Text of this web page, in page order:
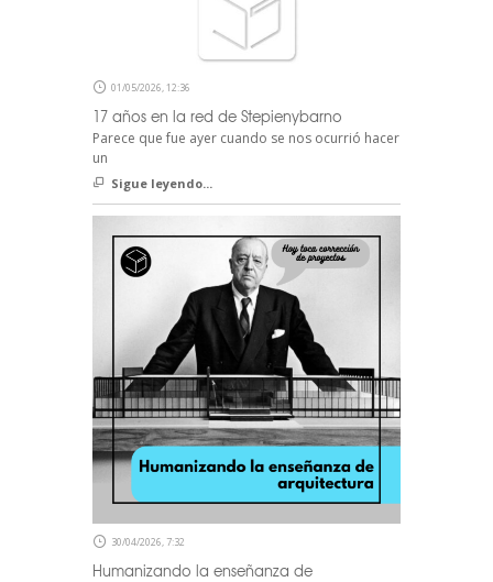
01/05/2026, 12:36
17 años en la red de Stepienybarno
Parece que fue ayer cuando se nos ocurrió hacer
un
Sigue leyendo...
30/04/2026, 7:32
Humanizando la enseñanza de